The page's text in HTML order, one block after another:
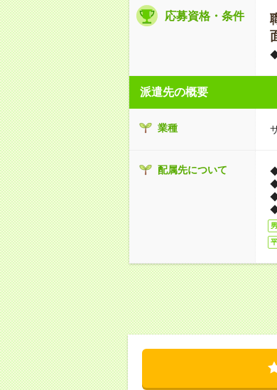
応募資格・条件
派遣先の概要
業種
配属先について